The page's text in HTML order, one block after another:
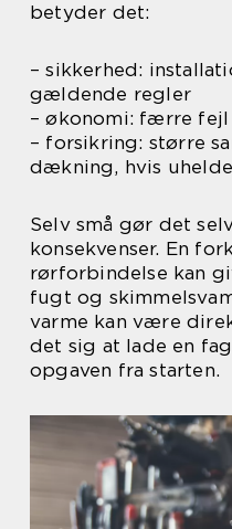
betyder det:
– sikkerhed:
gældende regler
– økonomi: færre
– forsikring: større
dækning, hvis
Selv små gør det
konsekvenser. En
rørforbindelse kan
fugt og
varme kan være
det sig at lade en
opgaven fra starten.